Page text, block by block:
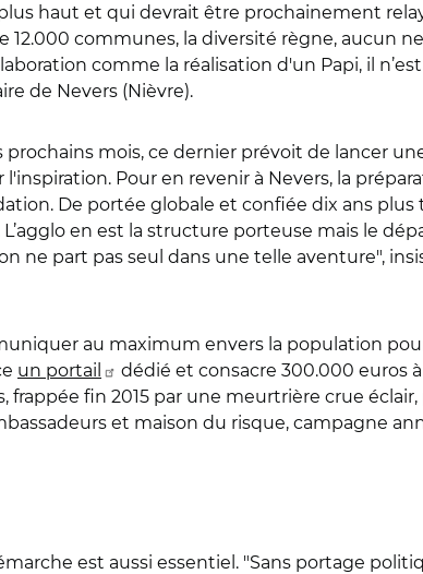
plus haut et qui devrait être prochainement
12.000 communes, la diversité règne, aucun
comme la réalisation d'un Papi, il
de Nevers (Nièvre).
mois, ce dernier prévoit de lancer
Pour en revenir à Nevers, la
De portée globale et confiée dix ans
en est la structure porteuse mais le
ne part pas seul dans une telle aventure",
au maximum envers la population
un portail
dédié et consacre 300.000 euros
fin 2015 par une meurtrière crue
et maison du risque, campagne
est aussi essentiel. "Sans portage